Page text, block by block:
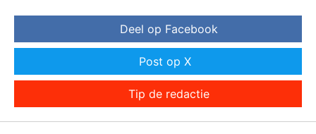
Deel op Facebook
Post op X
Tip de redactie